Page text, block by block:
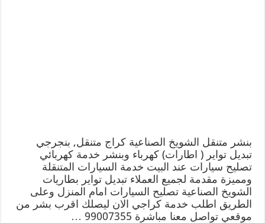
بنشر متنقل الشويخ الصناعية كراج متنقل, بنجرجي
تبديل تواير ( اطارات) كهرباء وبنشر خدمة كهربائي
تصليح سيارات عند البيت خدمة السيارات المتنقلة
ومميزة مقدمة لجميع العملاء تبديل تواير بطاريات
الشويخ الصناعية تصليح السيارات امام المنزل وعلى
الطريق اطلب خدمة كراجي الان ليصلك اقرب بشر من
موقعي تواصل معنا مباشرة 99007355 …